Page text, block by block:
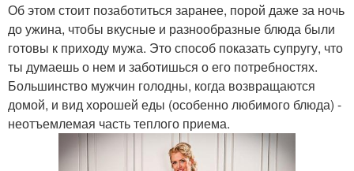
Об этом стоит позаботиться заранее, порой даже за ночь
до ужина, чтобы вкусные и разнообразные блюда были
готовы к приходу мужа. Это способ показать супругу, что
ты думаешь о нем и заботишься о его потребностях.
Большинство мужчин голодны, когда возвращаются
домой, и вид хорошей еды (особенно любимого блюда) -
неотъемлемая часть теплого приема.